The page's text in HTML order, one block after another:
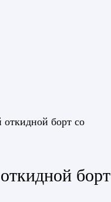
борт со
борт